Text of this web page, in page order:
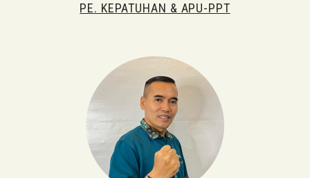
PE. KEPATUHAN & APU-PPT